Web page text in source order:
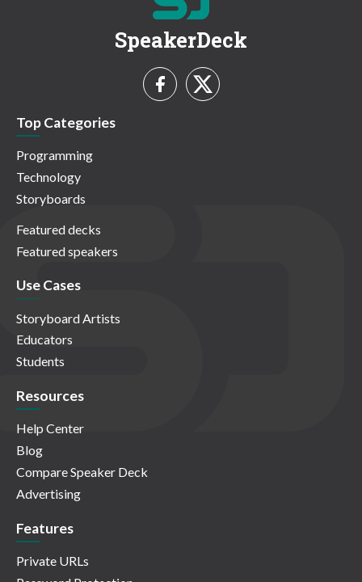
SpeakerDeck
Top Categories
Programming
Technology
Storyboards
Featured decks
Featured speakers
Use Cases
Storyboard Artists
Educators
Students
Resources
Help Center
Blog
Compare Speaker Deck
Advertising
Features
Private URLs